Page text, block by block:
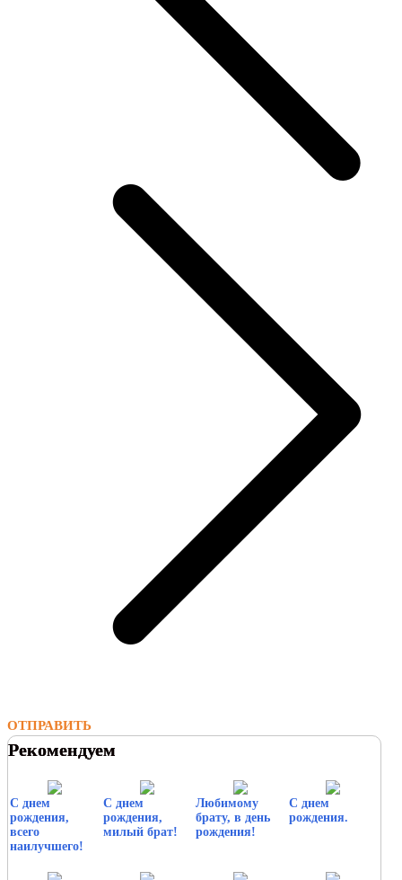
ОТПРАВИТЬ
Рекомендуем
С днем
рождения,
всего
наилучшего!
С днем
рождения,
милый брат!
Любимому
брату, в день
рождения!
С днем
рождения.